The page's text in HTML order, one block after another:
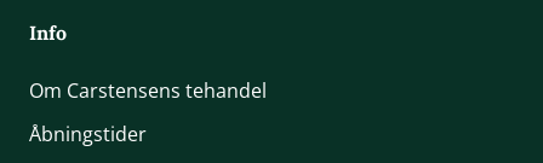
Info
Om Carstensens tehandel
Åbningstider